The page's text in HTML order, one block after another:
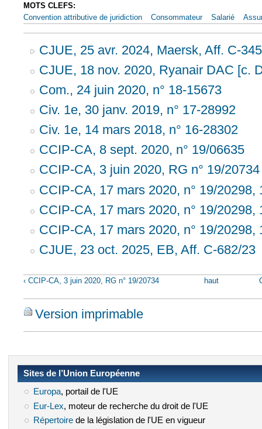
MOTS CLEFS:
Convention attributive de juridiction
Consommateur Salarié
CJUE, 25 avr. 2024, Maersk, Aff. C-
CJUE, 18 nov. 2020, Ryanair DAC [c.
Com., 24 juin 2020, n° 18-15673
Civ. 1e, 30 janv. 2019, n° 17-28992
Civ. 1e, 14 mars 2018, n° 16-28302
CCIP-CA, 8 sept. 2020, n° 19/06635
CCIP-CA, 3 juin 2020, RG n° 19/20734
CCIP-CA, 17 mars 2020, n° 19/20298,
CCIP-CA, 17 mars 2020, n° 19/20298,
CCIP-CA, 17 mars 2020, n° 19/20298,
CJUE, 23 oct. 2025, EB, Aff. C-682/23
‹ CCIP-CA, 3 juin 2020, RG n° 19/20734 haut
Version imprimable
Sites de l’Union Européenne
Europa(le lien est externe)
, portail de l'UE
Eur-Lex (le lien est externe)
, moteur de recherche du droit de l'UE
Répertoire(le lien est externe)
de la législation de l'UE en vigueur